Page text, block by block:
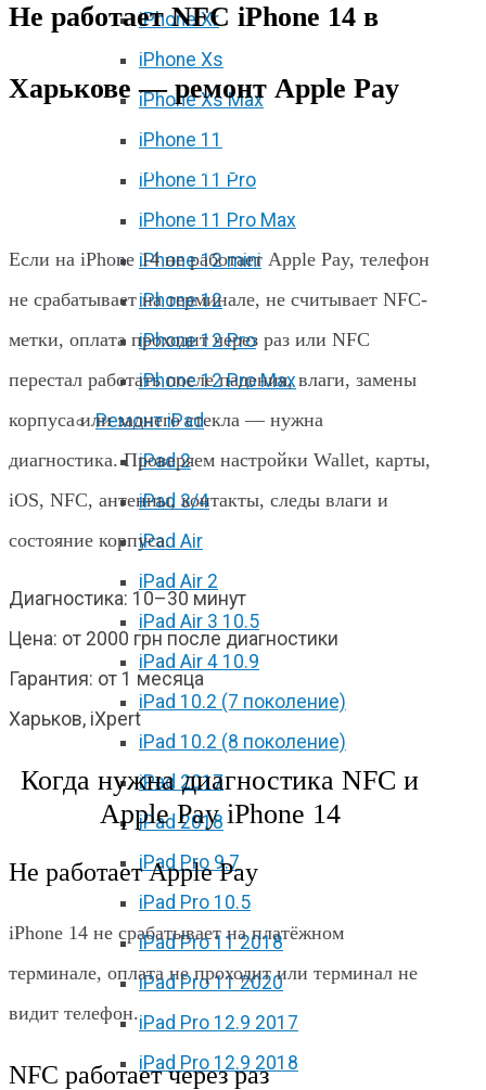
iPhone Xr
iPhone Xs
iPhone Xs Max
iPhone 11
iPhone 11 Pro
iPhone 11 Pro Max
iPhone 12 mini
iPhone 12
iPhone 12 Pro
iPhone 12 Pro Max
Ремонт iPad
iPad 2
iPad 3/4
iPad Air
iPad Air 2
iPad Air 3 10.5
iPad Air 4 10.9
iPad 10.2 (7 поколение)
iPad 10.2 (8 поколение)
iPad 2017
iPad 2018
iPad Pro 9.7
iPad Pro 10.5
iPad Pro 11 2018
iPad Pro 11 2020
iPad Pro 12.9 2017
iPad Pro 12.9 2018
Не работает NFC iPhone 14 в
Харькове — ремонт Apple Pay
Не работает NFC iPhone 14 в
Если на iPhone 14 не работает Apple Pay, телефон
не срабатывает на терминале, не считывает NFC-
метки, оплата проходит через раз или NFC
перестал работать после падения, влаги, замены
корпуса или заднего стекла — нужна
диагностика. Проверяем настройки Wallet, карты,
iOS, NFC, антенны, контакты, следы влаги и
состояние корпуса.
Диагностика: 10–30 минут
Цена: от 2000 грн после диагностики
Гарантия: от 1 месяца
Харьков, iXpert
Когда нужна диагностика NFC и
Apple Pay iPhone 14
Не работает Apple Pay
iPhone 14 не срабатывает на платёжном
терминале, оплата не проходит или терминал не
видит телефон.
NFC работает через раз